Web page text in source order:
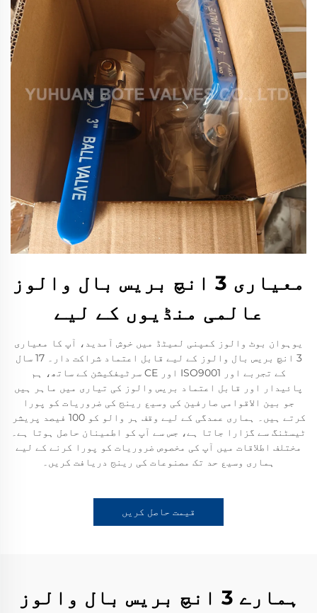
معیاری 3 انچ بریس بال والوز
عالمی منڈیوں کے لیے
یوہوان بوٹ والوز کمپنی لمیٹڈ میں خوش آمدید، آپ کا معیاری
3 انچ بریس بال والوز کے لیے قابل اعتماد شراکت دار۔ 17 سال
کے تجربے اور ISO9001 اور CE سرٹیفکیشن کے ساتھ، ہم
پائیدار اور قابل اعتماد بریس والوز کی تیاری میں ماہر ہیں
جو بین الاقوامی صارفین کی وسیع رینج کی ضروریات کو پورا
کرتے ہیں۔ ہماری عمدگی کے لیے وقف ہر والو کو 100 فیصد پریشر
ٹیسٹنگ سے گزارا جاتا ہے، جس سے آپ کو اطمینان حاصل ہوتا ہے۔
مختلف اطلاقات میں آپ کی مخصوص ضروریات کو پورا کرنے کے لیے
ہماری وسیع حد تک مصنوعات کی رینج دریافت کریں۔
قیمت حاصل کریں
ہمارے 3 انچ بریس بال والوز